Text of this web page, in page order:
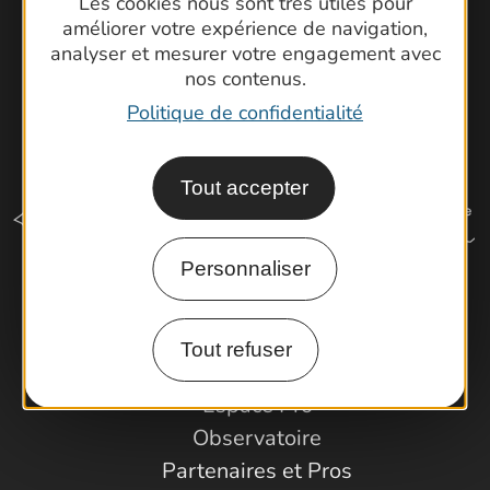
améliorer votre expérience de navigation,
analyser et mesurer votre engagement avec
nos contenus.
Politique de confidentialité
Tout accepter
Personnaliser
Tout refuser
Comment venir ?
Espace Pro
Observatoire
Partenaires et Pros